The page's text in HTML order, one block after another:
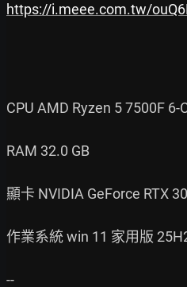
https://i.meee.com.tw/
CPU AMD Ryzen 5 7500F
RAM 32.0 GB
顯卡 NVIDIA GeForce RTX
作業系統 win 11 家用版